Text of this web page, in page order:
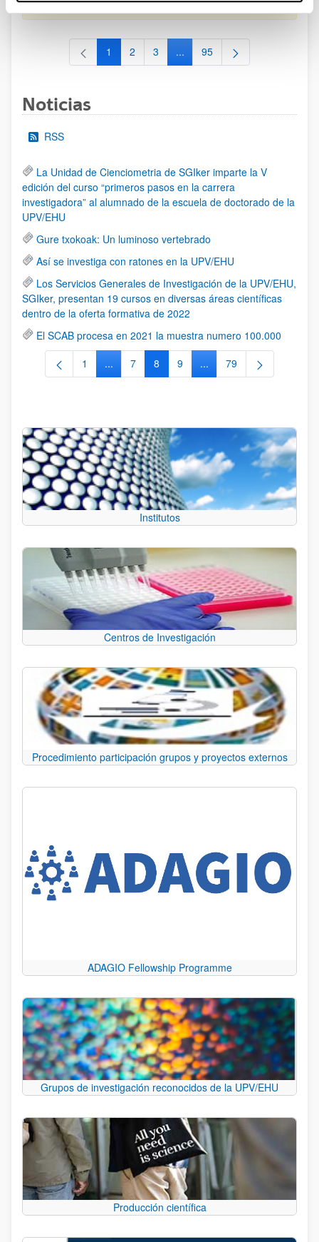
al 30/07/2026 (ambos incluídos)
Página
1 Página
2 Página
3 ...Páginas intermedias Use TAB
Página
95
Noticias
RSS
La Unidad de Cienciometria de SGIker imparte la V
edición del curso “primeros pasos en la carrera
investigadora” al alumnado de la escuela de doctorado de la
UPV/EHU
Gure txokoak: Un luminoso vertebrado
Así se investiga con ratones en la UPV/EHU
Los Servicios Generales de Investigación de la UPV/EHU,
SGIker, presentan 19 cursos en diversas áreas científicas
dentro de la oferta formativa de 2022
El SCAB procesa en 2021 la muestra numero 100.000
Página
1 ...Páginas intermedias Use TAB para
Página
7 Página
8 Página
9 ...Páginas intermedias
Página
79
Institutos
Centros de Investigación
Procedimiento participación grupos y proyectos externos
ADAGIO Fellowship Programme
Grupos de investigación reconocidos de la UPV/EHU
Producción científica